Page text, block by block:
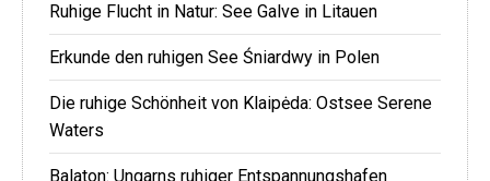
Ruhige Flucht in Natur: See Galve in Litauen
Erkunde den ruhigen See Śniardwy in Polen
Die ruhige Schönheit von Klaipėda: Ostsee Serene
Waters
Balaton: Ungarns ruhiger Entspannungshafen